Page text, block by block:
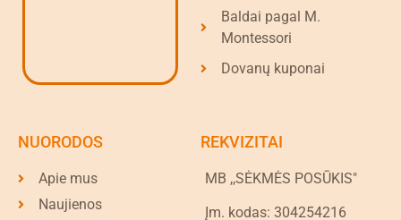
Baldai pagal M.
Montessori
Dovanų kuponai
NUORODOS
Apie mus
Naujienos
REKVIZITAI
MB ,,SĖKMĖS POSŪKIS"
Įm. kodas: 304254216